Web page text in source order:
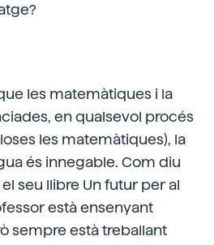
les matemàtiques i la
en qualsevol procés
les matemàtiques), la
és innegable. Com diu
seu llibre Un futur per al
està ensenyant
sempre està treballant